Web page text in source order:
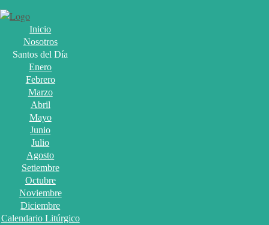
Inicio
Nosotros
Santos del Día
Enero
Febrero
Marzo
Abril
Mayo
Junio
Julio
Agosto
Setiembre
Octubre
Noviembre
Diciembre
Calendario Litúrgico